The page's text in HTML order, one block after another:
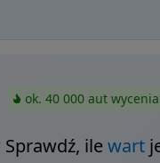
ok. 40 000 aut
Sprawdź, ilewart